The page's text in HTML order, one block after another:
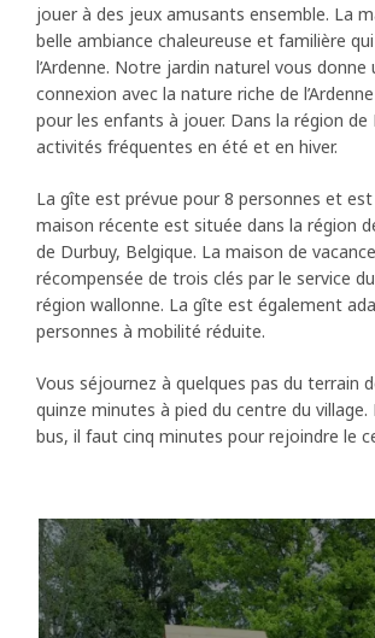
jouer à des jeux amusants ensemble. La
belle ambiance chaleureuse et familière
l’Ardenne. Notre jardin naturel vous
connexion avec la nature riche de
pour les enfants à jouer. Dans la région de
activités fréquentes en été et en hiver.
La gîte est prévue pour 8 personnes et
maison récente est située dans la région
de Durbuy, Belgique. La maison de
récompensée de trois clés par le service
région wallonne. La gîte est également
personnes à mobilité réduite.
Vous séjournez à quelques pas du terrain
quinze minutes à pied du centre du village.
bus, il faut cinq minutes pour rejoindre le